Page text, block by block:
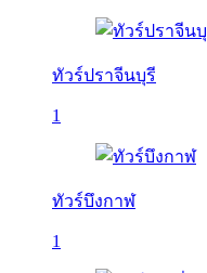
ทัวร์ปราจีนบุรี
1
ทัวร์บึงกาฬ
1